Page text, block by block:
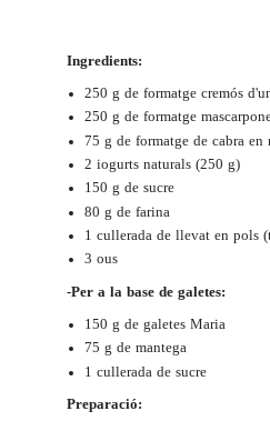
Ingredients:
250 g de formatge cremós
250 g de formatge
75 g de formatge de cabra en
2 iogurts naturals (250 g)
150 g de sucre
80 g de farina
1 cullerada de llevat en pols
3 ous
-Per a la base de galetes:
150 g de galetes Maria
75 g de mantega
1 cullerada de sucre
Preparació: